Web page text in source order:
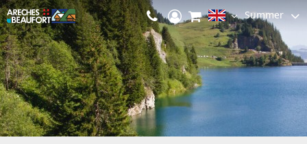
Summer